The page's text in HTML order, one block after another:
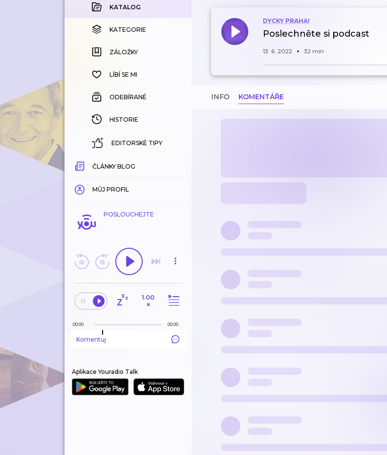
KOUPENÉ
KATEGORIE
ZÁLOŽKY
HISTORIE
KATALOG
KATEGORIE
ZÁLOŽKY
LÍBÍ SE MI
ODEBÍRANÉ
HISTORIE
EDITORSKÉ TIPY
ČLÁNKY BLOG
MŮJ PROFIL
POSLOUCHEJTE
1.00
×
00:00 00:00
Komentuj
Aplikace Youradio Talk
DYCKY PRAHA!
Poslechněte si podcast
13. 6. 2022 32 min
INFO KOMENTÁŘE